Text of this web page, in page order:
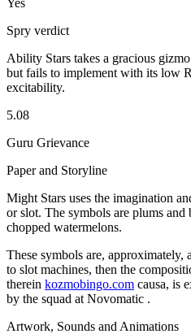
Yes
Spry verdict
Ability Stars takes a gracious
but fails to implement with its low
excitability.
5.08
Guru Grievance
Paper and Storyline
Might Stars uses the imagination
or slot. The symbols are plums and
chopped watermelons.
These symbols are, approximately,
to slot machines, then the
therein kozmobingo.com causa, is
by the squad at Novomatic .
Artwork, Sounds and Animations